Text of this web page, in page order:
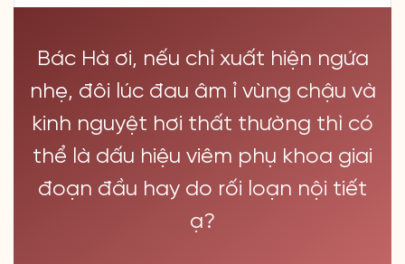
Bác Hà ơi, nếu chỉ xuất hiện ngứa
nhẹ, đôi lúc đau âm ỉ vùng chậu và
kinh nguyệt hơi thất thường thì có
thể là dấu hiệu viêm phụ khoa giai
đoạn đầu hay do rối loạn nội tiết
ạ?